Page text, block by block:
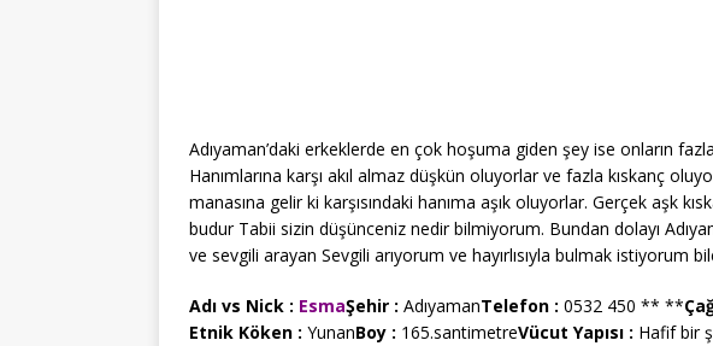
Adıyaman’daki erkeklerde en çok hoşuma giden şey ise onların
Hanımlarına karşı akıl almaz düşkün oluyorlar ve fazla kıskanç
manasına gelir ki karşısındaki hanıma aşık oluyorlar. Gerçek aşk
budur Tabii sizin düşünceniz nedir bilmiyorum. Bundan dolayı
ve sevgili arayan Sevgili arıyorum ve hayırlısıyla bulmak istiyorum
Adı vs Nick : EsmaŞehir : AdıyamanTelefon : 0532 450 ** **
Etnik Köken : YunanBoy : 165.santimetreVücut Yapısı : Hafif bir